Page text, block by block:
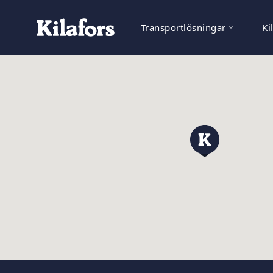
Transportlösningar